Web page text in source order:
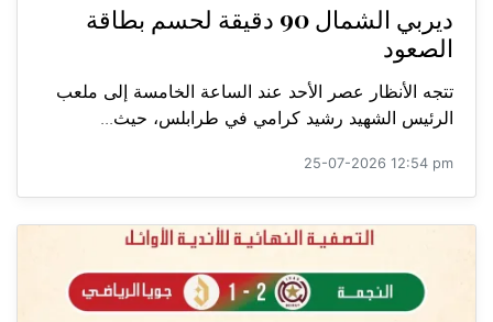
ديربي الشمال 90 دقيقة لحسم بطاقة
الصعود
تتجه الأنظار عصر الأحد عند الساعة الخامسة إلى ملعب
الرئيس الشهيد رشيد كرامي في طرابلس، حيث...
25-07-2026 12:54 pm